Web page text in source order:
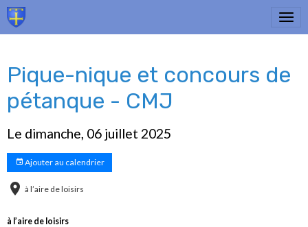
Pique-nique et concours de
pétanque - CMJ
Le dimanche, 06 juillet 2025
Ajouter au calendrier
à l’aire de loisirs
à l’aire de loisirs